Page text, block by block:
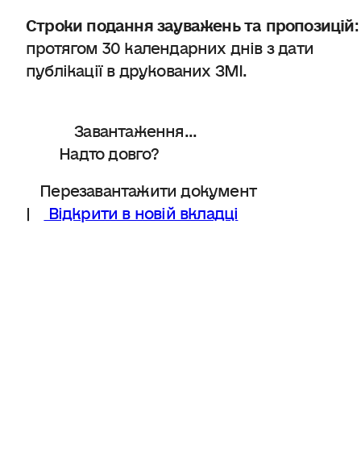
Строки подання зауважень та пропозицій:
протягом 30 календарних днів з дати
публікації в друкованих ЗМІ.
Завантаження...
Надто довго?
Перезавантажити документ
| Відкрити в новій вкладці